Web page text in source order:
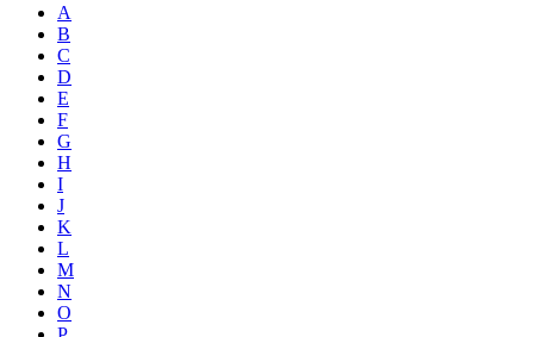
A
B
C
D
E
F
G
H
I
J
K
L
M
N
O